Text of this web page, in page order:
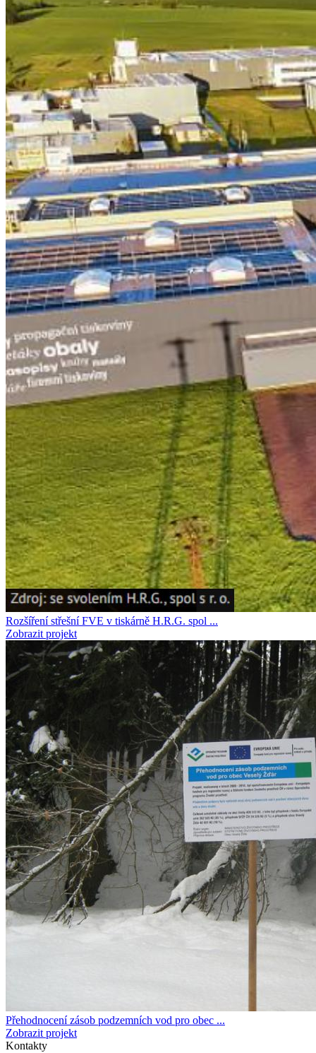
Rozšíření střešní FVE v tiskárně H.R.G. spol ...
Zobrazit projekt
Přehodnocení zásob podzemních vod pro obec ...
Zobrazit projekt
Kontakty